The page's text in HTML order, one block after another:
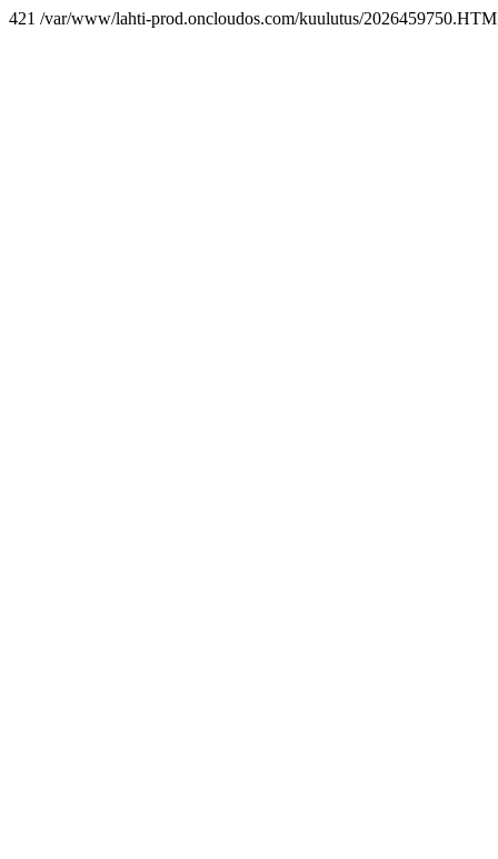
421 /var/www/lahti-prod.oncloudos.com/kuulutus/2026459750.HTM